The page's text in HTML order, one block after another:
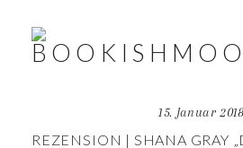
15. Januar 2018
REZENSION | SHANA GRAY